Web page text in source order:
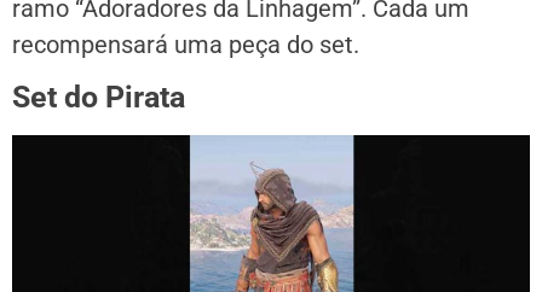
ramo “Adoradores da Linhagem”. Cada um
recompensará uma peça do set.
Set do Pirata